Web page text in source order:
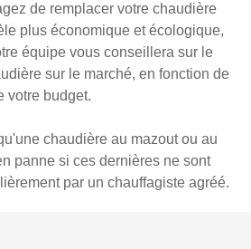
de remplacer votre chaudière
plus économique et écologique,
équipe vous conseillera sur le
sur le marché, en fonction de
votre budget.
chaudière au mazout ou au
panne si ces dernières ne sont
par un chauffagiste agréé.